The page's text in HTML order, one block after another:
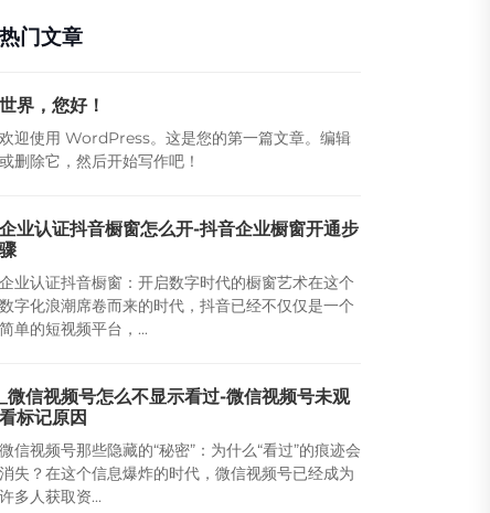
热门文章
世界，您好！
欢迎使用 WordPress。这是您的第一篇文章。编辑
或删除它，然后开始写作吧！
企业认证抖音橱窗怎么开-抖音企业橱窗开通步
骤
企业认证抖音橱窗：开启数字时代的橱窗艺术在这个
数字化浪潮席卷而来的时代，抖音已经不仅仅是一个
简单的短视频平台，...
_微信视频号怎么不显示看过-微信视频号未观
看标记原因
微信视频号那些隐藏的“秘密”：为什么“看过”的痕迹会
消失？在这个信息爆炸的时代，微信视频号已经成为
许多人获取资...